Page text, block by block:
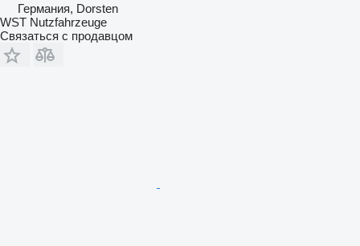
Германия, Dorsten
WST Nutzfahrzeuge
Связаться с продавцом